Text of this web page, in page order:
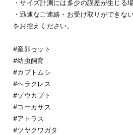
・サイズ計測には多少の誤差が生じる
・迅速なご連絡・お受け取りができな
をお控えください。
#産卵セット
#幼虫飼育
#カブトムシ
#ヘラクレス
#ゾウカブト
#コーカサス
#アトラス
#ツヤクワガタ